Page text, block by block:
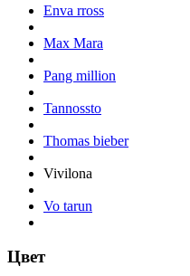
Enva rross
Max Mara
Pang million
Tannossto
Thomas bieber
Vivilona
Vo tarun
Цвет